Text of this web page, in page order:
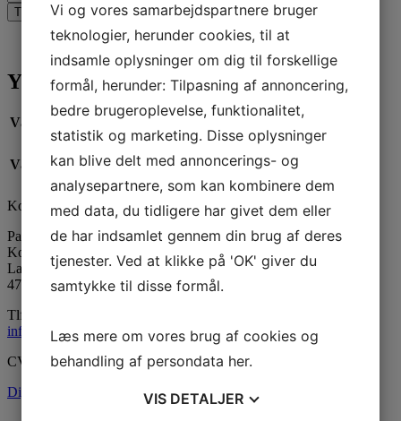
Tilføj til kurv
Yderligere information
Yderligere information
Vægt
Vægt
1 kg til gennemfarvning, 1 kg til overdypning, 30 g til
gennemfarvning, 30 g til overdypning
Kontaktinformation
Paraffinhuset A/S
Kontor: Orevej 211
Lager: Tandhjulet 5
4760 Vordingborg
Tlf:
info@paraffinhuset.dk
CVR: 37290505
Digital fortrydelsesformular
Vi og vores samarbejdspartnere bruger
teknologier, herunder cookies, til at
indsamle oplysninger om dig til forskellige
formål, herunder: Tilpasning af annoncering,
bedre brugeroplevelse, funktionalitet,
statistik og marketing. Disse oplysninger
kan blive delt med annoncerings- og
analysepartnere, som kan kombinere dem
med data, du tidligere har givet dem eller
de har indsamlet gennem din brug af deres
tjenester. Ved at klikke på 'OK' giver du
samtykke til disse formål.
Læs mere om vores brug af cookies og
behandling af persondata her.
VIS DETALJER